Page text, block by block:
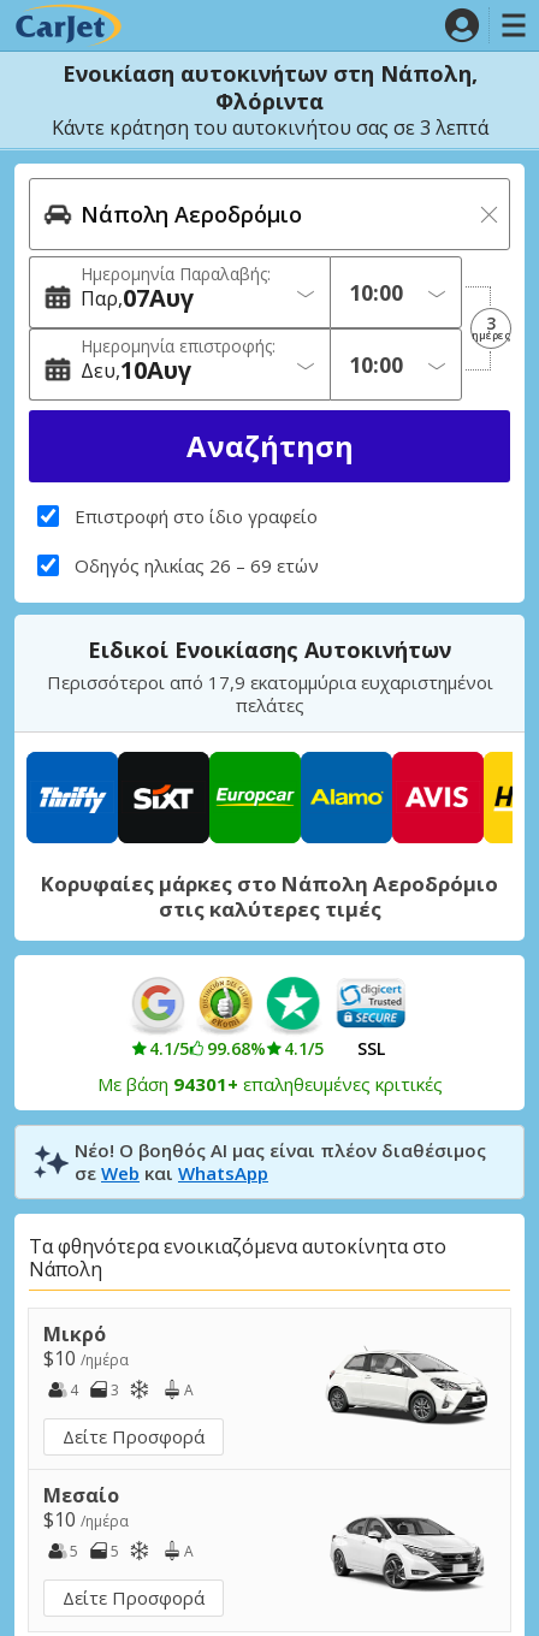
Ενοικίαση αυτοκινήτων στη Νάπολη,
Φλόριντα
Κάντε κράτηση του αυτοκινήτου σας σε 3 λεπτά
Ημερομηνία Παραλαβής:
Παρ 07Αυγ
Ημερομηνία επιστροφής:
Δευ 10Αυγ
3
ημέρες
Επιστροφή στο ίδιο γραφείο
Οδηγός ηλικίας 26 – 69 ετών
Ειδικοί Ενοικίασης Αυτοκινήτων
Περισσότεροι από 17,9 εκατομμύρια ευχαριστημένοι
πελάτες
Κορυφαίες μάρκες στο Νάπολη Αεροδρόμιο
στις καλύτερες τιμές
4.1/5 99.68% 4.1/5 SSL
Με βάση 94301+ επαληθευμένες κριτικές
Νέο! Ο βοηθός AI μας είναι πλέον διαθέσιμος
σε Web και WhatsApp
Τα φθηνότερα ενοικιαζόμενα αυτοκίνητα στο
Νάπολη
Μικρό
$10 /ημέρα
4
3 A
Δείτε Προσφορά
Μεσαίο
$10 /ημέρα
5
5 A
Δείτε Προσφορά